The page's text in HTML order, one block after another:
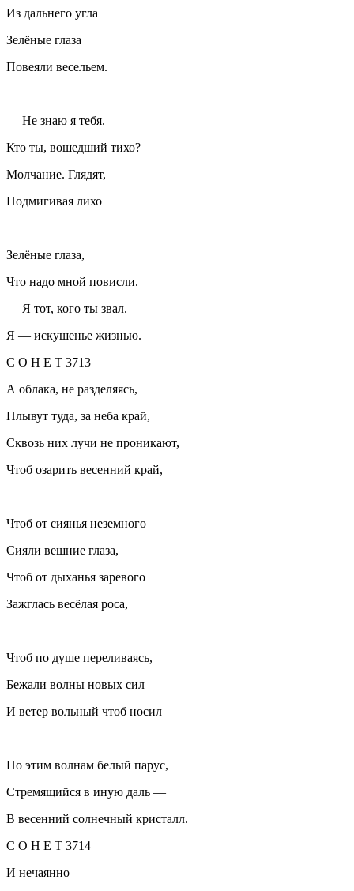
Из дальнего угла
Зелёные глаза
Повеяли весельем.
— Не знаю я тебя.
Кто ты, вошедший тихо?
Молчание. Глядят,
Подмигивая лихо
Зелёные глаза,
Что надо мной повисли.
— Я тот, кого ты звал.
Я — искушенье жизнью.
С О Н Е Т 3713
А облака, не разделяясь,
Плывут туда, за неба край,
Сквозь них лучи не проникают,
Чтоб озарить весенний край,
Чтоб от сиянья неземного
Сияли вешние глаза,
Чтоб от дыханья заревого
Зажглась весёлая роса,
Чтоб по душе переливаясь,
Бежали волны новых сил
И ветер вольный чтоб носил
По этим волнам белый парус,
Стремящийся в иную даль —
В весенний солнечный кристалл.
С О Н Е Т 3714
И нечаянно